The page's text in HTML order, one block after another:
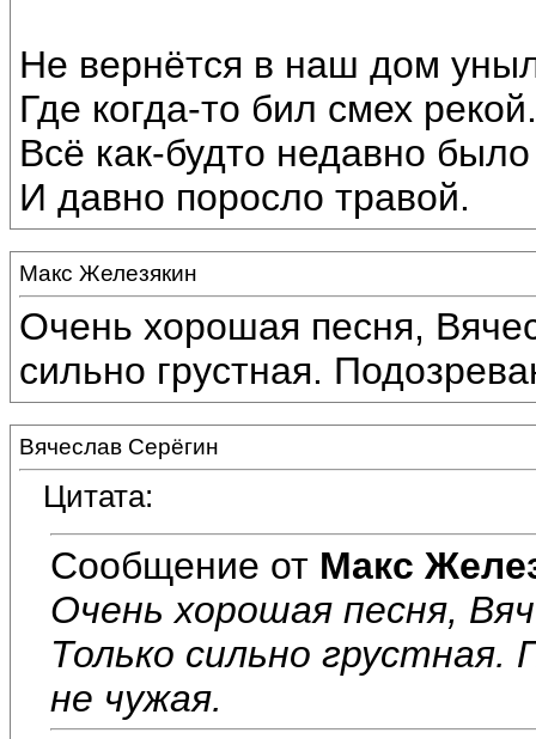
Не вернётся в наш дом
Где когда-то бил смех рекой.
Всё как-будто недавно было
И давно поросло травой.
Макс Железякин
Очень хорошая песня,
сильно грустная.
Вячеслав Серёгин
Цитата:
Сообщение от Макс
Очень хорошая песня,
Только сильно
не чужая.